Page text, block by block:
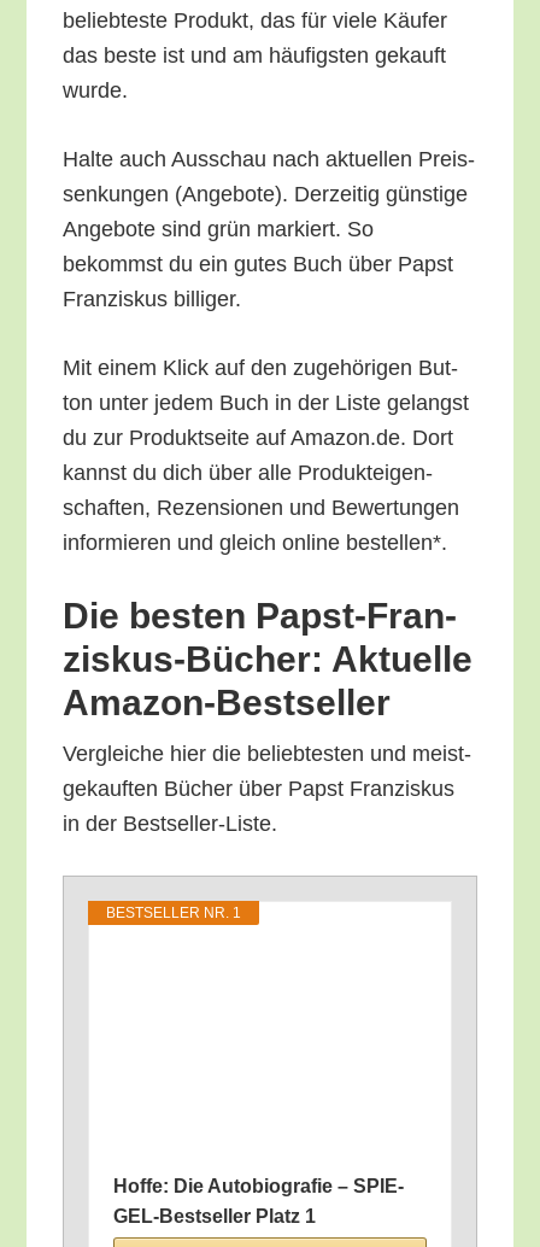
belieb­tes­te Pro­dukt, das für vie­le Käu­fer
das bes­te ist und am häu­figs­ten gekauft
wurde.
Hal­te auch Aus­schau nach aktu­el­len Preis­
sen­kun­gen (Ange­bo­te). Der­zei­tig güns­ti­ge
Ange­bo­te sind grün mar­kiert. So
bekommst du ein gutes Buch über Papst
Fran­zis­kus billiger.
Mit einem Klick auf den zuge­hö­ri­gen But­
ton unter jedem Buch in der Lis­te gelangst
du zur Pro­dukt­sei­te auf Amazon.de. Dort
kannst du dich über alle Pro­duk­tei­gen­
schaf­ten, Rezen­sio­nen und Bewer­tun­gen
infor­mie­ren und gleich online bestellen*.
Die bes­ten Papst-Fran­
zis­kus-Bücher: Aktu­el­le
Amazon-Bestseller
Ver­glei­che hier die belieb­tes­ten und meist­
ge­kauf­ten Bücher über Papst Fran­zis­kus
in der Bestseller-Liste.
BEST­SEL­LER NR. 1
Hof­fe: Die Auto­bio­gra­fie – SPIE­
GEL-Best­sel­ler Platz 1